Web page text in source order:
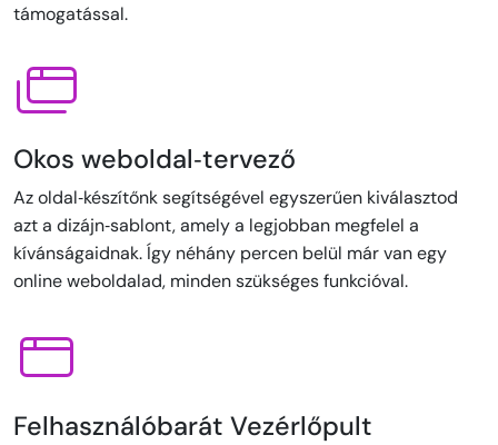
támogatással.
Okos weboldal‑tervező
Az oldal‑készítőnk segítségével egyszerűen kiválasztod
azt a dizájn‑sablont, amely a legjobban megfelel a
kívánságaidnak. Így néhány percen belül már van egy
online weboldalad, minden szükséges funkcióval.
Felhasználóbarát Vezérlőpult